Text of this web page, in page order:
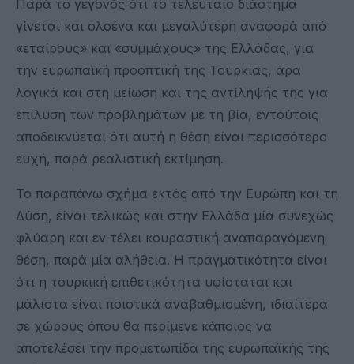
Παρά το γεγονός ότι το τελευταίο διάστημα
γίνεται και ολοένα και μεγαλύτερη αναφορά από
«εταίρους» και «συμμάχους» της Ελλάδας, για
την ευρωπαϊκή προοπτική της Τουρκίας, άρα
λογικά και στη μείωση και της αντίληψής της για
επίλυση των προβλημάτων με τη βία, εντούτοις
αποδεικνύεται ότι αυτή η θέση είναι περισσότερο
ευχή, παρά ρεαλιστική εκτίμηση.
Το παραπάνω σχήμα εκτός από την Ευρώπη και τη
Δύση, είναι τελικώς και στην Ελλάδα μία συνεχώς
φλύαρη και εν τέλει κουραστική αναπαραγόμενη
θέση, παρά μία αλήθεια. Η πραγματικότητα είναι
ότι η τουρκική επιθετικότητα υφίσταται και
μάλιστα είναι ποιοτικά αναβαθμισμένη, ιδιαίτερα
σε χώρους όπου θα περίμενε κάποιος να
αποτελέσει την προμετωπίδα της ευρωπαϊκής της